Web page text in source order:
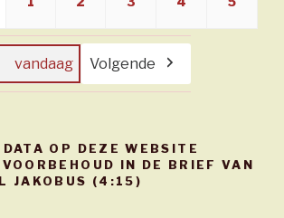
vandaag Volgende
OP DEZE WEBSITE
IN DE BRIEF VAN
JAKOBUS (4:15)